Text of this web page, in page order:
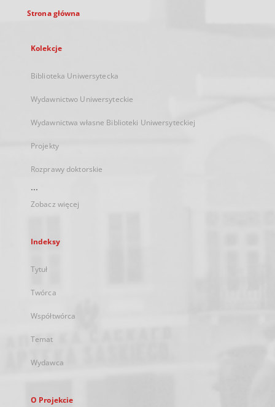
Strona główna
Kolekcje
Biblioteka Uniwersytecka
Wydawnictwo Uniwersyteckie
Wydawnictwa własne Biblioteki Uniwersyteckiej
Projekty
Rozprawy doktorskie
...
Zobacz więcej
Indeksy
Tytuł
Twórca
Współtwórca
Temat
Wydawca
O Projekcie